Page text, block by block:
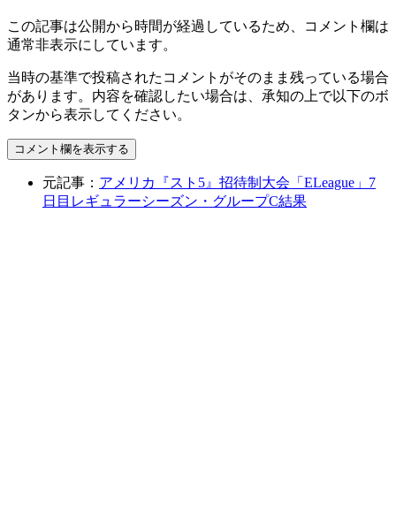
この記事は公開から時間が経過しているため、コメント欄は
通常非表示にしています。
当時の基準で投稿されたコメントがそのまま残っている場合
があります。内容を確認したい場合は、承知の上で以下のボ
タンから表示してください。
コメント欄を表示する
元記事： アメリカ『スト5』招待制大会「ELeague」7
日目レギュラーシーズン・グループC結果